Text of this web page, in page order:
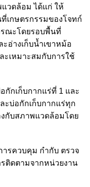
วดล้อม ได้แก่ ให้
เกษตรกรรมของโจทก์
ณะโดยรอบพื้นที่
อ่างเก็บน้ำเขาหม้อ
เหมาะสมกับการใช้
กักเก็บกากแร่ที่ 1 และ
ะบ่อกักเก็บกากแร่ทุก
กับสภาพแวดล้อมโดย
ารควบคุม กำกับ ตรวจ
ติดตามจากหน่วยงาน